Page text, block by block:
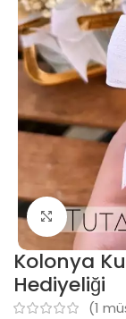
Click to
Kolonya
Hediyeliği
(1